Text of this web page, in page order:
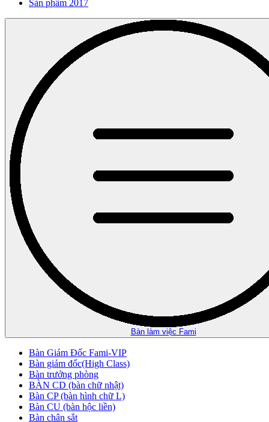
Sản phẩm 2017
Bàn làm việc Fami
Bàn Giám Đốc Fami-VIP
Bàn giám đốc(High Class)
Bàn trưởng phòng
BÀN CD (bàn chữ nhật)
Bàn CP (bàn hình chữ L)
Bàn CU (bàn hộc liền)
Bàn chân sắt